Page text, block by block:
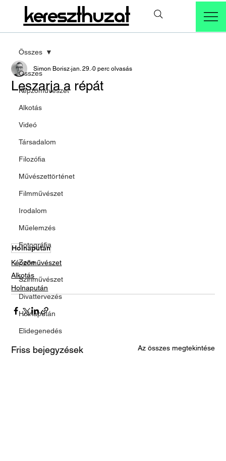
kereszthuzat
Összes
Képzőművészet
Alkotás
Videó
Társadalom
Filozófia
Művészettörténet
Filmművészet
Irodalom
Műelemzés
Fotográfia
Zene
Színművészet
Divattervezés
Holnapután
Elidegenedés
Összes
Leszarja a répát
Simon Borisz jan. 29. 0 perc olvasás
Holnapután
Képzőművészet
Alkotás
Holnapután
Friss bejegyzések Az összes megtekintése